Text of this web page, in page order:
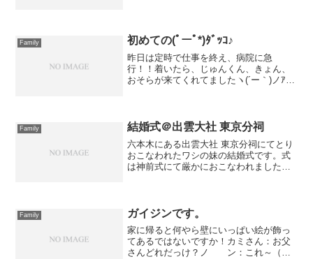
撮れてません（;´Д｀...
Family 初めての(ﾟーﾟ*)ﾀﾞｯｺ♪
昨日は定時で仕事を終え、病院に急
行！！着いたら、じゅんくん、きょん、
おそらが来てくれてましたヽ(´ー｀)ノｱﾘ
る」と...
Family 結婚式＠出雲大社 東京分祠
六本木にある出雲大社 東京分祠にてとり
おこなわれたワシの妹の結婚式です。式
は神前式にて厳かにおこなわれました。
んとにおめでとさん。これ...
Family ガイジンです。
家に帰ると何やら壁にいっぱい絵が飾っ
てあるではないですか！カミさん：お父
さんどれだっけ？ノ ン：これ～（指